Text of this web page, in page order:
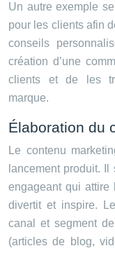
Un autre exemple
pour les clients afin
conseils
création d’une
clients et de les
marque.
Élaboration du
Le contenu
lancement produit.
engageant qui attire
divertit et inspire.
canal et segment
(articles de blog,